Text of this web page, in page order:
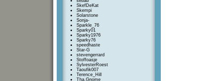
SkefDeKat
Skempi
Solarstone
Sonja-
Sparkle_76
Sparky01
Sparky1976
Sparky76
speedhaste
Star-G
stevengerrard
Stoffoasje
SylvesterRoest
Taoufik007
Terence_Hill
Tha.Gnome